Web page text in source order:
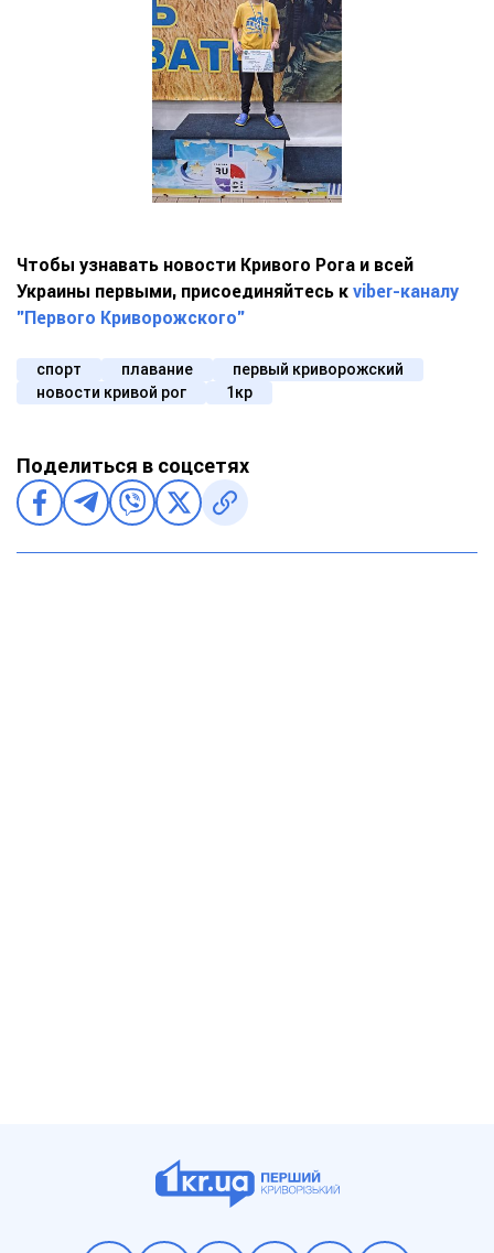
Чтобы узнавать новости Кривого Рога и всей
Украины первыми, присоединяйтесь к viber-каналу
"Первого Криворожского"
спорт плавание
первый криворожский
новости кривой рог
1кр
Поделиться в соцсетях